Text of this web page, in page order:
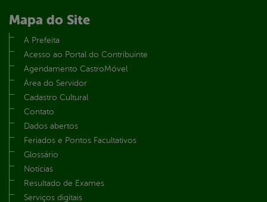
Mapa do Site
A Prefeita
Acesso ao Portal do Contribuinte
Agendamento CastroMóvel
Área do Servidor
Cadastro Cultural
Contato
Dados abertos
Feriados e Pontos Facultativos
Glossário
Notícias
Resultado de Exames
Serviços digitais